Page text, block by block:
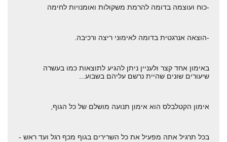
-כוח ועוצמה בדומה להרמת משקולות ואומנויות לחימה
-הוצאה אנרגטית בדומה לאימוני ריצה ורכיבה.
באימון אחד קצר ולעניין ניתן להגיע לתוצאות כמו בעשרה
שיעורים שונים שהיית נרשם עליהם בשבוע...
אימון הקטלבלס הוא אימון תנועה מושלם של כל הגוף,
בכל תרגיל אתה מפעיל את כל השרירים בגוף מכף רגל ועד ראש -